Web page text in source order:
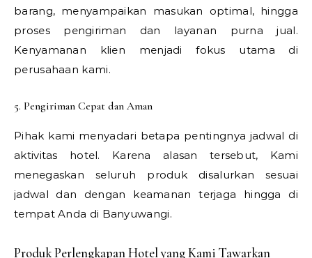
barang, menyampaikan masukan optimal, hingga
proses pengiriman dan layanan purna jual.
Kenyamanan klien menjadi fokus utama di
perusahaan kami.
5. Pengiriman Cepat dan Aman
Pihak kami menyadari betapa pentingnya jadwal di
aktivitas hotel. Karena alasan tersebut, Kami
menegaskan seluruh produk disalurkan sesuai
jadwal dan dengan keamanan terjaga hingga di
tempat Anda di Banyuwangi.
Produk Perlengkapan Hotel yang Kami Tawarkan